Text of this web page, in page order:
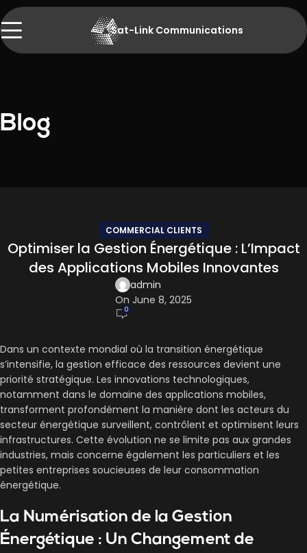
Sat-Link Communications
Blog
COMMERCIAL CLIENTS
Optimiser la Gestion Énergétique : L’Impact
des Applications Mobiles Innovantes
admin
On June 8, 2025
0
Dans un contexte mondial où la transition énergétique
s’intensifie, la gestion efficace des ressources devient une
priorité stratégique. Les innovations technologiques,
notamment dans le domaine des applications mobiles,
transforment profondément la manière dont les acteurs du
secteur énergétique surveillent, contrôlent et optimisent leurs
infrastructures. Cette évolution ne se limite pas aux grandes
industries, mais concerne également les particuliers et les
petites entreprises soucieuses de leur consommation
énergétique.
La Numérisation de la Gestion
Énergétique : Un Changement de